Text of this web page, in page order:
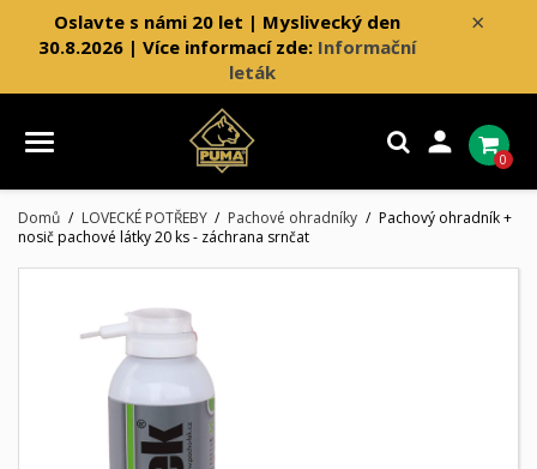
×
Oslavte s námi 20 let | Myslivecký den
30.8.2026 | Více informací zde: Informační
leták

0
Domů LOVECKÉ POTŘEBY Pachové ohradníky
Pachový ohradník +
nosič pachové látky 20 ks - záchrana srnčat